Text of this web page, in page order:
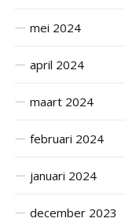
mei 2024
april 2024
maart 2024
februari 2024
januari 2024
december 2023